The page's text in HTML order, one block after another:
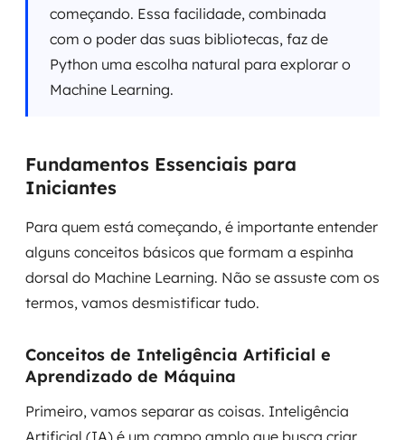
começando. Essa facilidade, combinada
com o poder das suas bibliotecas, faz de
Python uma escolha natural para explorar o
Machine Learning.
Fundamentos Essenciais para
Iniciantes
Para quem está começando, é importante entender
alguns conceitos básicos que formam a espinha
dorsal do Machine Learning. Não se assuste com os
termos, vamos desmistificar tudo.
Conceitos de Inteligência Artificial e
Aprendizado de Máquina
Primeiro, vamos separar as coisas. Inteligência
Artificial (IA) é um campo amplo que busca criar